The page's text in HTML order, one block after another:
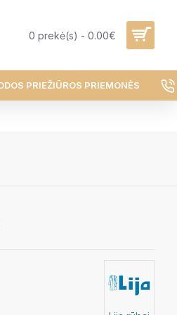
0 prekė(s) - 0.00€
PRIEŽIŪROS PRIEMONĖS